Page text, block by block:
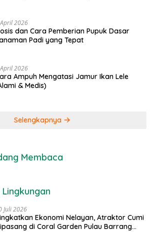
2026
dan Cara Pemberian Pupuk Dasar
Padi yang Tepat
2026
Ampuh Mengatasi Jamur Ikan Lele
& Medis)
Selengkapnya
Membaca
Juli 2026
Ekonomi Nelayan, Atraktor Cumi
di Coral Garden Pulau Barrang